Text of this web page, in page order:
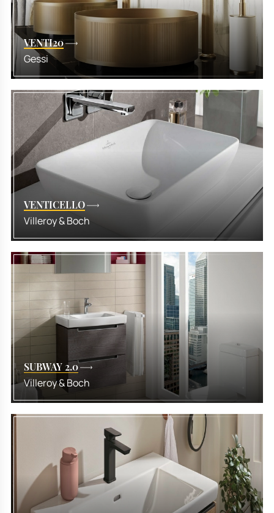
VENTI20
Gessi
VENTICELLO
Villeroy & Boch
SUBWAY 2.0
Villeroy & Boch